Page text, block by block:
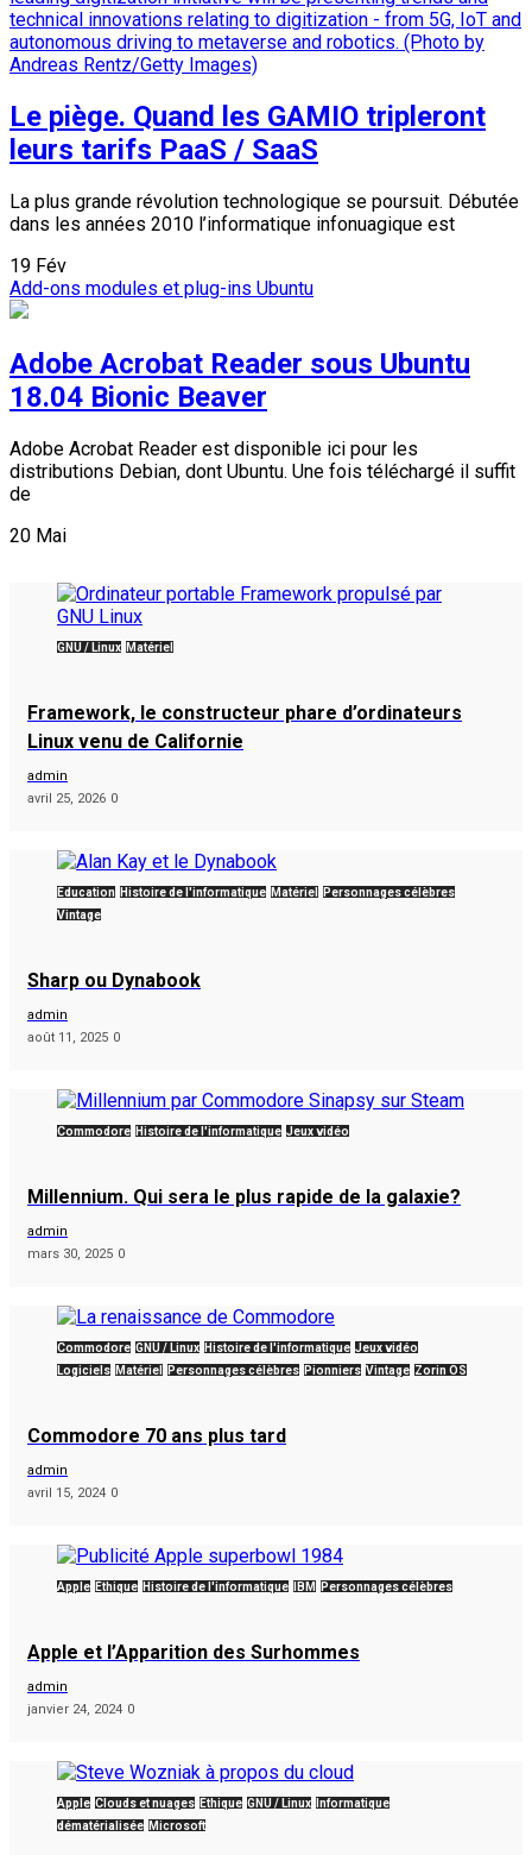
Le piège. Quand les GAMIO tripleront
leurs tarifs PaaS / SaaS
La plus grande révolution technologique se poursuit. Débutée
dans les années 2010 l’informatique infonuagique est
19 Fév
Add-ons modules et plug-ins Ubuntu
Adobe Acrobat Reader sous Ubuntu
18.04 Bionic Beaver
Adobe Acrobat Reader est disponible ici pour les
distributions Debian, dont Ubuntu. Une fois téléchargé il suffit
de
20 Mai
GNU / Linux Matériel
Framework, le constructeur phare d’ordinateurs
Linux venu de Californie
admin
avril 25, 2026 0
Éducation Histoire de l'informatique Matériel
Personnages célèbres
Vintage
Sharp ou Dynabook
admin
août 11, 2025 0
Commodore Histoire de l'informatique Jeux vidéo
Millennium. Qui sera le plus rapide de la galaxie?
admin
mars 30, 2025 0
Commodore GNU / Linux Histoire de l'informatique Jeux vidéo
Logiciels Matériel Personnages célèbres Pionniers Vintage Zorin OS
Commodore 70 ans plus tard
admin
avril 15, 2024 0
Apple Éthique Histoire de l'informatique IBM Personnages célèbres
Apple et l’Apparition des Surhommes
admin
janvier 24, 2024 0
Apple Clouds et nuages Éthique GNU / Linux
Informatique
dématérialisée Microsoft